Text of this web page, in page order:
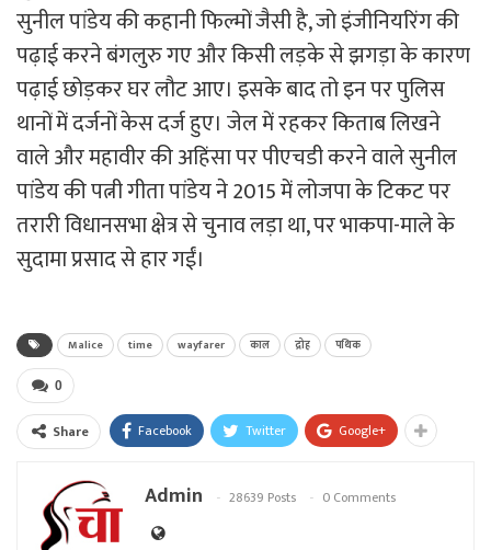
सुनील पांडेय की कहानी फिल्मों जैसी है, जो इंजीनियरिंग की
पढ़ाई करने बंगलुरु गए और किसी लड़के से झगड़ा के कारण
पढ़ाई छोड़कर घर लौट आए। इसके बाद तो इन पर पुलिस
थानों में दर्जनों केस दर्ज हुए। जेल में रहकर किताब लिखने
वाले और महावीर की अहिंसा पर पीएचडी करने वाले सुनील
पांडेय की पत्नी गीता पांडेय ने 2015 में लोजपा के टिकट पर
तरारी विधानसभा क्षेत्र से चुनाव लड़ा था, पर भाकपा-माले के
सुदामा प्रसाद से हार गईं।
Malice time wayfarer काल द्रोह पथिक
0
Share Facebook Twitter Google+
Admin 28639 Posts 0 Comments